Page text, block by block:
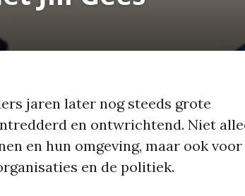
jaren later nog steeds grote
en ontwrichtend. Niet
en hun omgeving, maar ook voor
en de politiek.